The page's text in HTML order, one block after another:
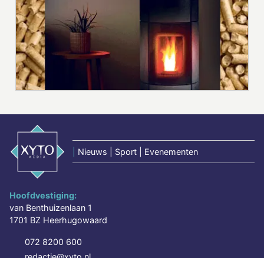
Nieuws | Sport | Evenementen
Hoofdvestiging:
van Benthuizenlaan 1
1701 BZ Heerhugowaard
072 8200 600